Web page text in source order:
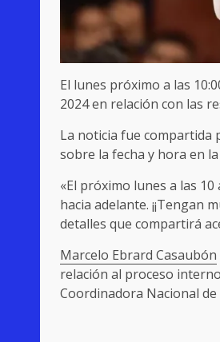
El lunes próximo a las
2024 en relación con las
La noticia fue compartida
sobre la fecha y hora en
«El próximo lunes a las
hacia adelante. ¡¡Tengan
detalles que compartirá
Marcelo Ebrard Casaubón
relación al proceso
Coordinadora Nacional